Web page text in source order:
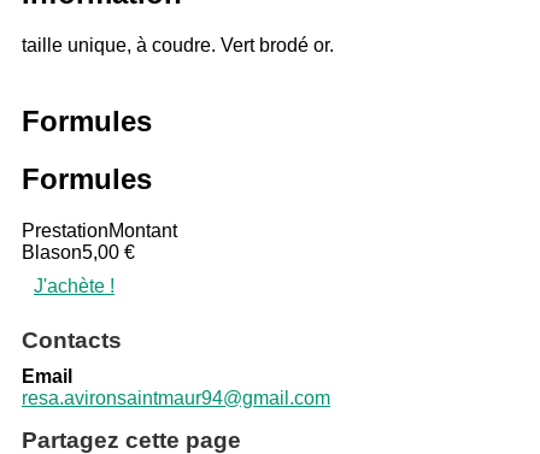
taille unique, à coudre. Vert brodé or.
Formules
Formules
PrestationMontant
Blason5,00 €
J'achète !
Contacts
Email
resa.avironsaintmaur94@gmail.com
Partagez cette page